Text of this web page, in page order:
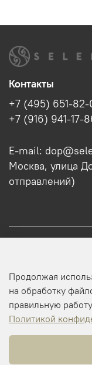
Оптовикам
Профиль
Контакты
+7 (495) 651-82-
+7 (916) 941-17-
E-mail:
Москва, улица
отправлений)
Продолжая
на обработку
правильную
Политикой